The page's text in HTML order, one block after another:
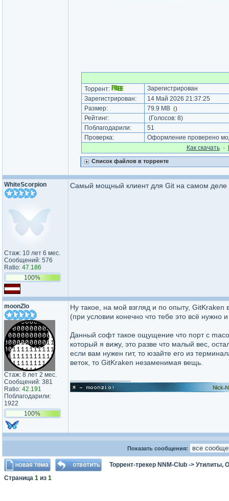
Торрент:
Зарегистрирован
Зарегистрирован:
14 Май 2026 21:37:25
Размер:
79.9 MB ()
Рейтинг: (Голосов: 8)
Поблагодарили:
51
Проверка:
Оформление проверено
Как cкачать·
Список файлов в торренте
WhiteScorpion
Стаж: 10 лет 6 мес.
Сообщений: 576
Ratio: 47.186
100%
Самый мощный клиент для Git на самом деле
moonZlo
Стаж: 8 лет 2 мес.
Сообщений: 381
Ratio: 42.191
Поблагодарили:
1922
100%
Ну такое, на мой взгляд и по опыту, GitKraken
(при условии конечно что тебе это всё нужно
Данный софт такое ощущение что порт с
который я вижу, это разве что малый вес,
если вам нужен гит, то юзайте его из
веток, то GitKraken незаменимая вещь.
Показать сообщения:
Торрент-трекер NNM-Club -> Утилиты,
Страница 1 из 1